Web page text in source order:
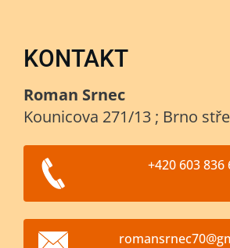
KONTAKT
Roman Srnec
Kounicova 271/13 ; Brno
+420 603 836
romansrn